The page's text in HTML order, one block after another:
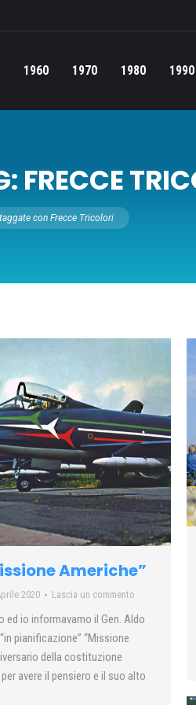
1960 1970 1980 1990
FRECCE
con Frecce Tricolori
Americhe”
2020 Lascia un commento
ed io informavamo il Gen. Aldo
pianificazione” “Missione
della costituzione
avere il pensiero e il suo alto